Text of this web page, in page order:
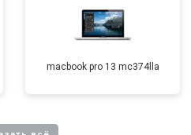
macbook pro 13 mc374lla